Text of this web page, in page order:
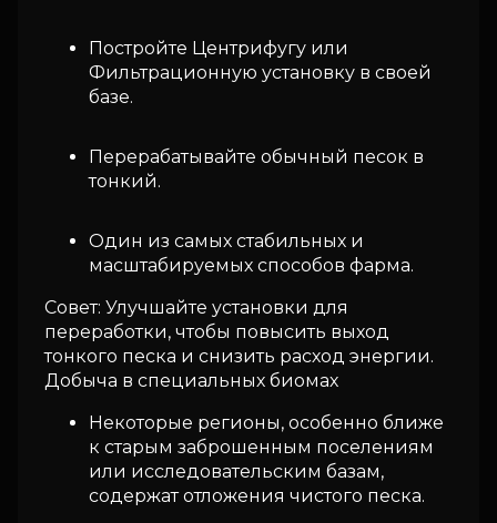
Постройте Центрифугу или
Фильтрационную установку в своей
базе.
Перерабатывайте обычный песок в
тонкий.
Один из самых стабильных и
масштабируемых способов фарма.
Совет: Улучшайте установки для
переработки, чтобы повысить выход
тонкого песка и снизить расход энергии.
Добыча в специальных биомах
Некоторые регионы, особенно ближе
к старым заброшенным поселениям
или исследовательским базам,
содержат отложения чистого песка.